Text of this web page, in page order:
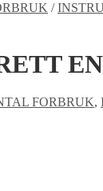
/
FORBRUK,